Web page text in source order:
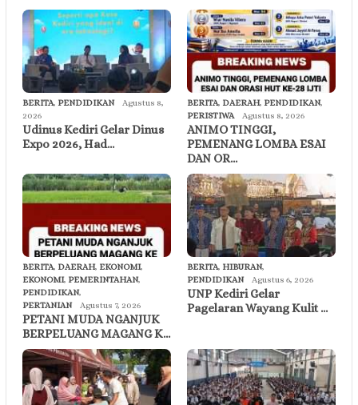
BERITA, PENDIDIKAN
Agustus 8,
2026
Udinus Kediri Gelar Dinus
Expo 2026, Had…
BERITA, DAERAH, PENDIDIKAN,
PERISTIWA
Agustus 8, 2026
ANIMO TINGGI,
PEMENANG LOMBA ESAI
DAN OR…
BERITA, DAERAH, EKONOMI,
EKONOMI, PEMERINTAHAN,
PENDIDIKAN,
PERTANIAN
Agustus 7, 2026
PETANI MUDA NGANJUK
BERPELUANG MAGANG K…
BERITA, HIBURAN,
PENDIDIKAN
Agustus 6, 2026
UNP Kediri Gelar
Pagelaran Wayang Kulit …